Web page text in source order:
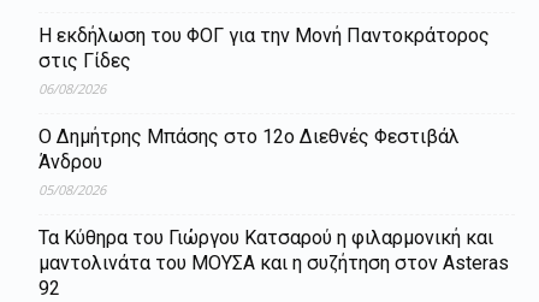
Η εκδήλωση του ΦΟΓ για την Μονή Παντοκράτορος
στις Γίδες
06/08/2026
Ο Δημήτρης Μπάσης στο 12ο Διεθνές Φεστιβάλ
Άνδρου
05/08/2026
Τα Κύθηρα του Γιώργου Κατσαρού η φιλαρμονική και
μαντολινάτα του ΜΟΥΣΑ και η συζήτηση στον Asteras
92